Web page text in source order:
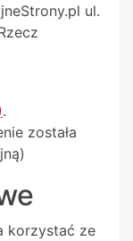
ul.
.
została
korzystać ze